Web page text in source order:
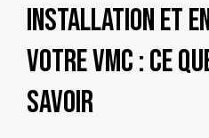
Installation et
votre VMC : ce
savoir